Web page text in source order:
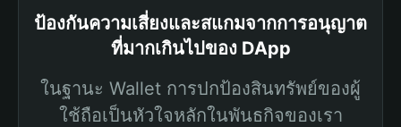
ป้องกันความเสี่ยงและสแกมจากการอนุญาต
ที่มากเกินไปของ DApp
ในฐานะ Wallet การปกป้องสินทรัพย์ของผู้
ใช้ถือเป็นหัวใจหลักในพันธกิจของเรา